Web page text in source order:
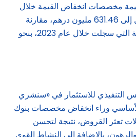
مخصصات انخفاض القيمة خلال
عام 2024 بـ27.7% لتصل إلى 631.46 مليون درهم، مقارنة
بمخصصات انخفاض القيمة التي سجلت خلال عام 2023، بنحو
التنفيذي للاستثمار في «سنشري
وراء انخفاض مخصصات بنوك
تعثر القروض، نتيجة لتحسن
بالإضافة إلى النشاط القوي